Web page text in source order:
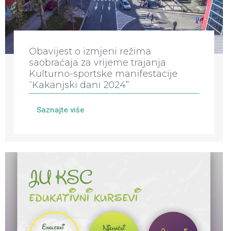
Obavijest o izmjeni režima
saobraćaja za vrijeme trajanja
Kulturno-sportske manifestacije
“Kakanjski dani 2024”
Saznajte više